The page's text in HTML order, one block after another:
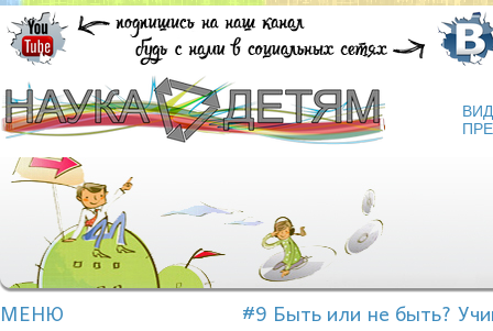
МЕНЮ #9 Быть или не быть?